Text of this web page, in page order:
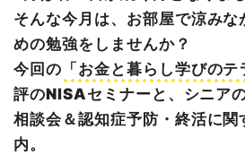
そんな今月は、お部屋で涼みな
めの勉強をしませんか？
今回の 「お金と暮らし学びのテ
評のNISAセミナーと、シニア
相談会＆認知症予防・終活に関
内。